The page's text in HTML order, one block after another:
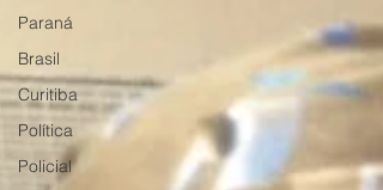
Paraná
Brasil
Curitiba
Política
Policial